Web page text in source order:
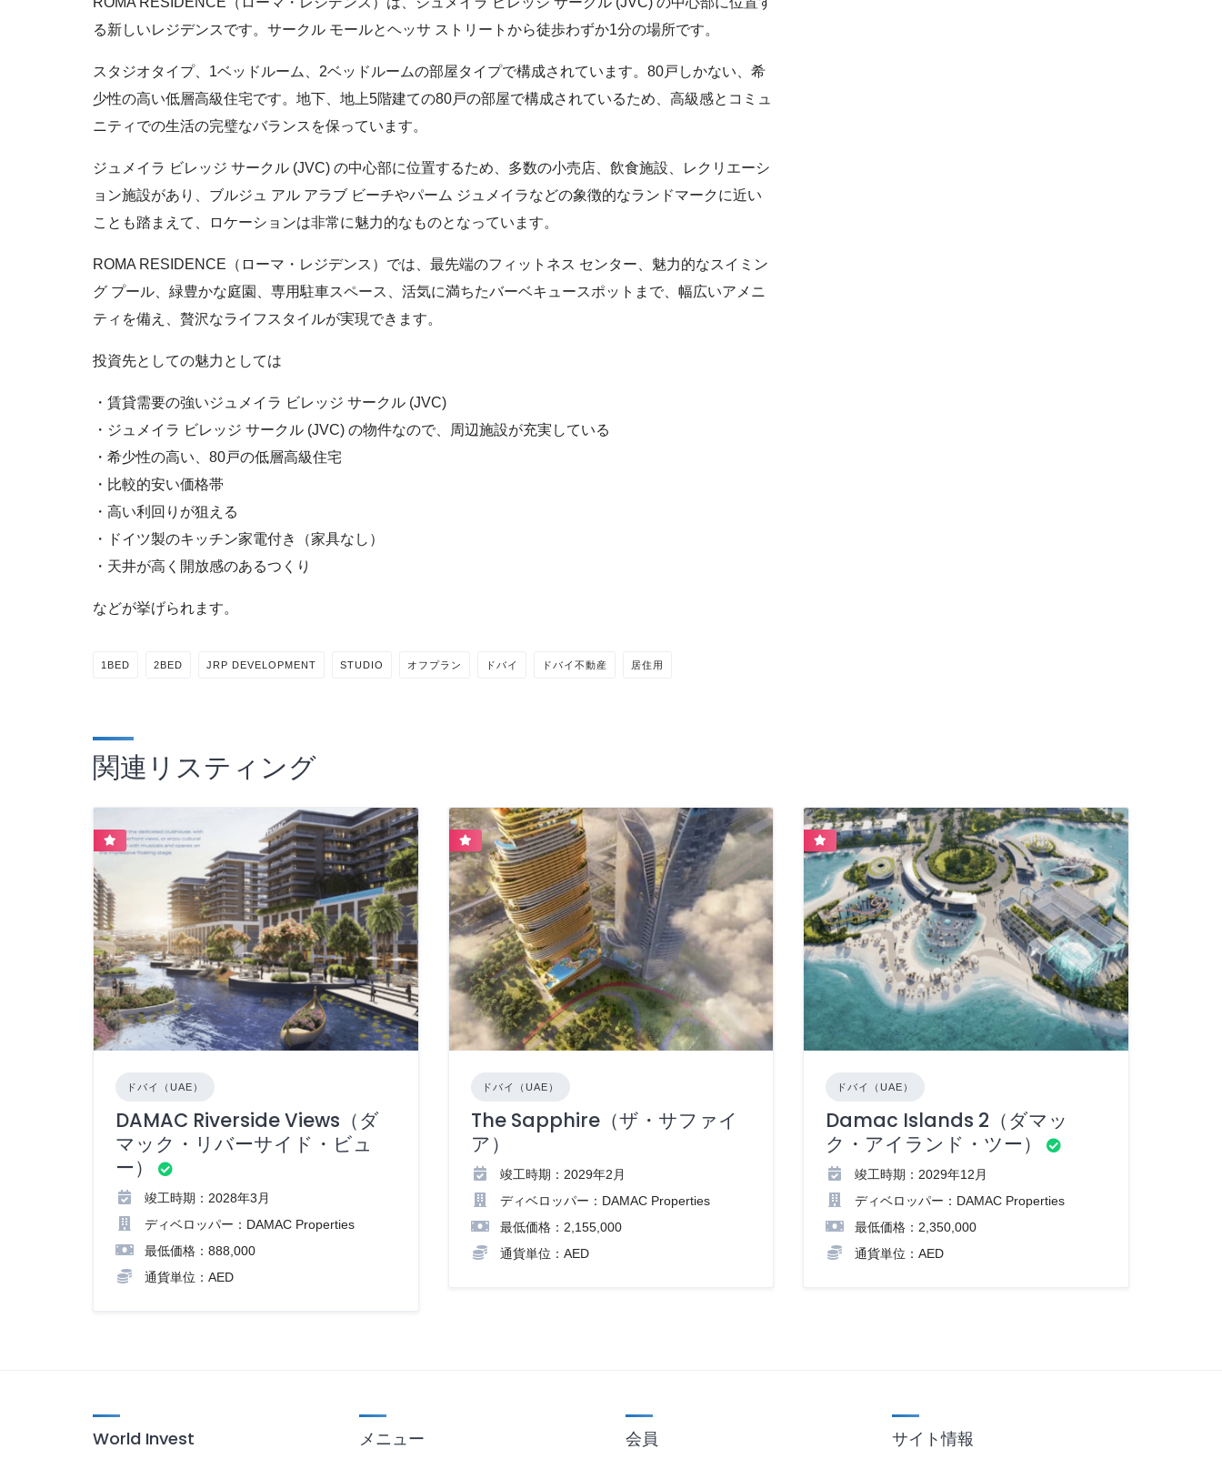
る新しいレジデンスです。サークル モールとヘッサ ストリートから徒歩わずか1分の場所です。
スタジオタイプ、1ベッドルーム、2ベッドルームの部屋タイプで構成されています。80戸しかない、希
少性の高い低層高級住宅です。地下、地上5階建ての80戸の部屋で構成されているため、高級感とコミュ
ニティでの生活の完璧なバランスを保っています。
ジュメイラ ビレッジ サークル (JVC) の中心部に位置するため、多数の小売店、飲食施設、レクリエーシ
ョン施設があり、ブルジュ アル アラブ ビーチやパーム ジュメイラなどの象徴的なランドマークに近い
ことも踏まえて、ロケーションは非常に魅力的なものとなっています。
ROMA RESIDENCE（ローマ・レジデンス）では、最先端のフィットネス センター、魅力的なスイミン
グ プール、緑豊かな庭園、専用駐車スペース、活気に満ちたバーベキュースポットまで、幅広いアメニ
ティを備え、贅沢なライフスタイルが実現できます。
投資先としての魅力としては
・賃貸需要の強いジュメイラ ビレッジ サークル (JVC)
・ジュメイラ ビレッジ サークル (JVC) の物件なので、周辺施設が充実している
・希少性の高い、80戸の低層高級住宅
・比較的安い価格帯
・高い利回りが狙える
・ドイツ製のキッチン家電付き（家具なし）
・天井が高く開放感のあるつくり
などが挙げられます。
1BED 2BED JRP DEVELOPMENT STUDIO オフプラン ドバイ ドバイ不動産 居住用
関連リスティング
ドバイ（UAE）
DAMAC Riverside Views（ダ
マック・リバーサイド・ビュ
ー）
竣工時期：2028年3月
ディベロッパー：DAMAC Properties
最低価格：888,000
通貨単位：AED
ドバイ（UAE）
The Sapphire（ザ・サファイ
ア）
竣工時期：2029年2月
ディベロッパー：DAMAC Properties
最低価格：2,155,000
通貨単位：AED
ドバイ（UAE）
Damac Islands 2（ダマッ
ク・アイランド・ツー）
竣工時期：2029年12月
ディベロッパー：DAMAC Properties
最低価格：2,350,000
通貨単位：AED
World Invest メニュー 会員 サイト情報